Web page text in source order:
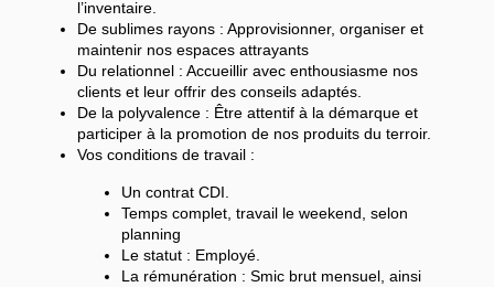
l’inventaire.
De sublimes rayons : Approvisionner, organiser et
maintenir nos espaces attrayants
Du relationnel : Accueillir avec enthousiasme nos
clients et leur offrir des conseils adaptés.
De la polyvalence : Être attentif à la démarque et
participer à la promotion de nos produits du terroir.
Vos conditions de travail :
Un contrat CDI.
Temps complet, travail le weekend, selon
planning
Le statut : Employé.
La rémunération : Smic brut mensuel, ainsi